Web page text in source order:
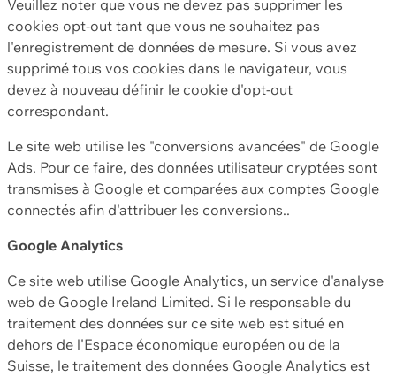
Veuillez noter que vous ne devez pas supprimer les
cookies opt-out tant que vous ne souhaitez pas
l'enregistrement de données de mesure. Si vous avez
supprimé tous vos cookies dans le navigateur, vous
devez à nouveau définir le cookie d'opt-out
correspondant.
Le site web utilise les "conversions avancées" de Google
Ads. Pour ce faire, des données utilisateur cryptées sont
transmises à Google et comparées aux comptes Google
connectés afin d'attribuer les conversions..
Google Analytics
Ce site web utilise Google Analytics, un service d'analyse
web de Google Ireland Limited. Si le responsable du
traitement des données sur ce site web est situé en
dehors de l'Espace économique européen ou de la
Suisse, le traitement des données Google Analytics est